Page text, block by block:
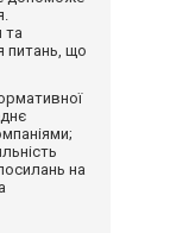
та
питань, що
на